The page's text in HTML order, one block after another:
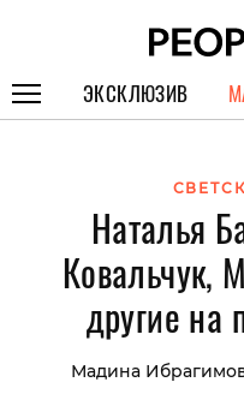
ЭКСКЛЮЗИВ
СПЕЦПРОЕКТЫ
ИНТЕРВЬЮ
ПОКОЛЕНИЕ
Наталья
Ковальчук,
другие на
Мадина